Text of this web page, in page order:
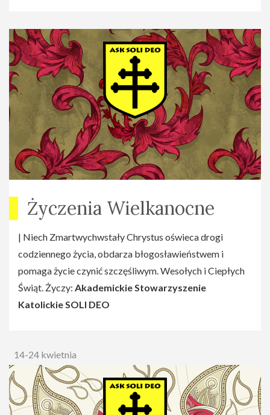
Życzenia Wielkanocne
| Niech Zmartwychwstały Chrystus oświeca drogi
codziennego życia, obdarza błogosławieństwem i
pomaga życie czynić szczęśliwym. Wesołych i Ciepłych
Świąt. Życzy: Akademickie Stowarzyszenie
KatolickieSOLI DEO
14-24 kwietnia